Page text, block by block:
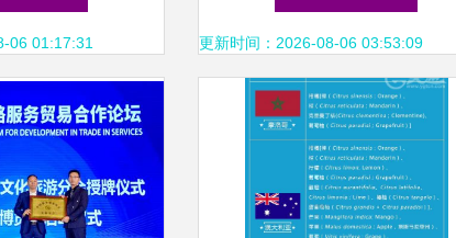
的进货密码
06 01:17:31 更新时间：2026-08-06 03:53:09